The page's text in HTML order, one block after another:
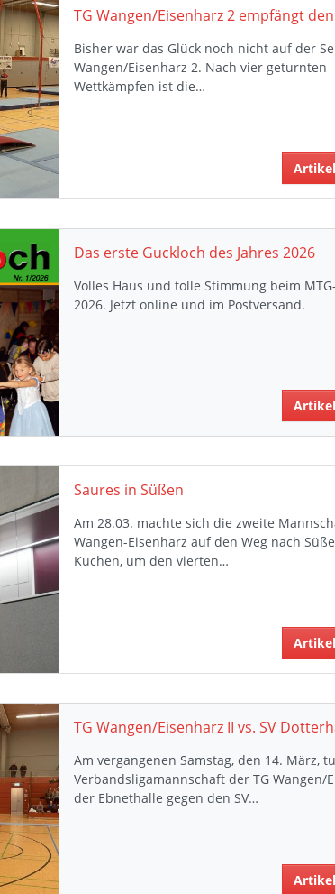
Bisher war das Glück noch nicht auf der
Wangen/Eisenharz 2. Nach vier geturnten
Wettkämpfen ist die…
Das erste Guckloch des Jahres 2026
Volles Haus und tolle Stimmung beim
2026. Jetzt online und im Postversand.
Saures in Süßen
Am 28.03. machte sich die zweite
Wangen-Eisenharz auf den Weg nach
Kuchen, um den vierten…
TG Wangen/Eisenharz II vs. SV
Am vergangenen Samstag, den 14. März,
Verbandsligamannschaft der TG Wangen/
der Ebnethalle gegen den SV…